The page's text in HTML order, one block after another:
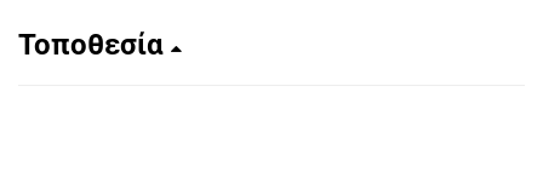
Τοποθεσία